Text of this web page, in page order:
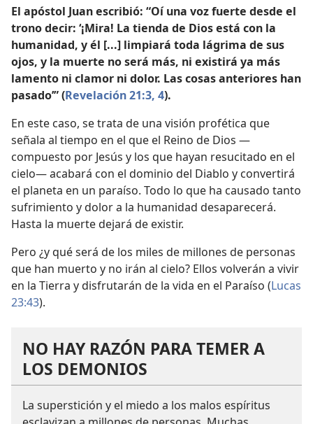
El apóstol Juan escribió: “Oí una voz fuerte desde el
trono decir: ‘¡Mira! La tienda de Dios está con la
humanidad, y él [...] limpiará toda lágrima de sus
ojos, y la muerte no será más, ni existirá ya más
lamento ni clamor ni dolor. Las cosas anteriores han
pasado’” (Revelación 21:3, 4).
En este caso, se trata de una visión profética que
señala al tiempo en el que el Reino de Dios —
compuesto por Jesús y los que hayan resucitado en el
cielo— acabará con el dominio del Diablo y convertirá
el planeta en un paraíso. Todo lo que ha causado tanto
sufrimiento y dolor a la humanidad desaparecerá.
Hasta la muerte dejará de existir.
Pero ¿y qué será de los miles de millones de personas
que han muerto y no irán al cielo? Ellos volverán a vivir
en la Tierra y disfrutarán de la vida en el Paraíso (Lucas
23:43).
NO HAY RAZÓN PARA TEMER A
LOS DEMONIOS
La superstición y el miedo a los malos espíritus